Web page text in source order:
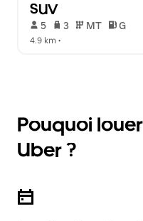
SUV
5 3 MT G
4.9 km •
Pouquoi
Uber ?